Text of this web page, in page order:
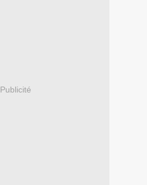
Publicité